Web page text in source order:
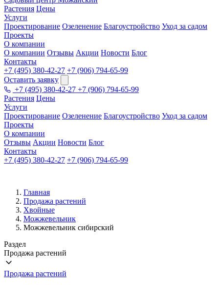
Растения Цены
Услуги
Проектирование Озеленение Благоустройство Уход за садом
Проекты
О компании
О компании Отзывы Акции Новости Блог
Контакты
+7 (495) 380-42-27 +7 (906) 794-65-99
Оставить заявку
+7 (495) 380-42-27 +7 (906) 794-65-99
Растения Цены
Услуги
Проектирование Озеленение Благоустройство Уход за садом
Проекты
О компании
Отзывы Акции Новости Блог
Контакты
+7 (495) 380-42-27 +7 (906) 794-65-99
Главная
Продажа растений
Хвойные
Можжевельник
Можжевельник сибирский
Раздел
Продажа растений
Продажа растений